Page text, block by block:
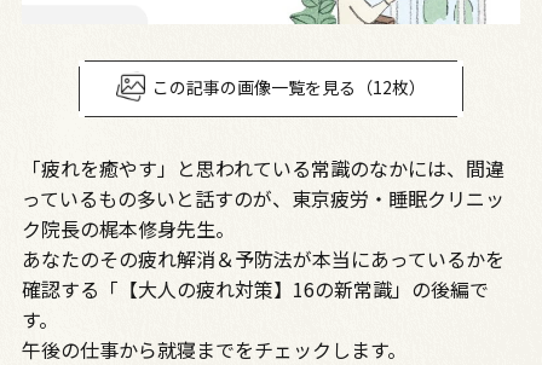
この記事の画像一覧を見る（12枚）
「疲れを癒やす」と思われている常識のなかには、間違
っているもの多いと話すのが、東京疲労・睡眠クリニッ
ク院長の梶本修身先生。
あなたのその疲れ解消＆予防法が本当にあっているかを
確認する「【大人の疲れ対策】16の新常識」の後編で
す。
午後の仕事から就寝までをチェックします。